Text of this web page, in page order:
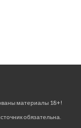
материалы 18+!
обязательна.